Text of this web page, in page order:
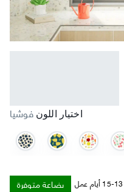
اختيار اللون فوشيا
بضاعة متوفرة